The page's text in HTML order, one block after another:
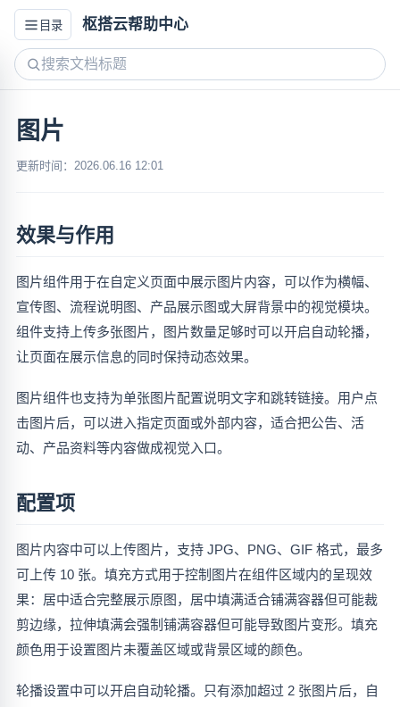
目录 枢搭云帮助中心
图片
更新时间：2026.06.16 12:01
效果与作用
图片组件用于在自定义页面中展示图片内容，可以作为横幅、
宣传图、流程说明图、产品展示图或大屏背景中的视觉模块。
组件支持上传多张图片，图片数量足够时可以开启自动轮播，
让页面在展示信息的同时保持动态效果。
图片组件也支持为单张图片配置说明文字和跳转链接。用户点
击图片后，可以进入指定页面或外部内容，适合把公告、活
动、产品资料等内容做成视觉入口。
配置项
图片内容中可以上传图片，支持 JPG、PNG、GIF 格式，最多
可上传 10 张。填充方式用于控制图片在组件区域内的呈现效
果：居中适合完整展示原图，居中填满适合铺满容器但可能裁
剪边缘，拉伸填满会强制铺满容器但可能导致图片变形。填充
颜色用于设置图片未覆盖区域或背景区域的颜色。
轮播设置中可以开启自动轮播。只有添加超过 2 张图片后，自